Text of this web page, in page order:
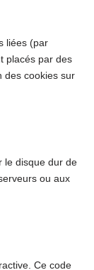
liées (par
placés par des
des cookies sur
le disque dur de
ou aux
Ce code